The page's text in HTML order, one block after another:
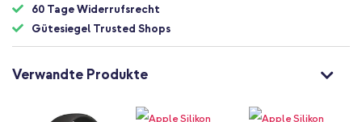
60 Tage Widerrufsrecht
Gütesiegel Trusted Shops
Verwandte Produkte